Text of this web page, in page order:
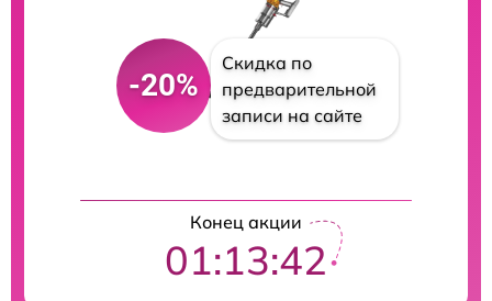
-20%
Скидка по
предварительной
записи на сайте
Конец акции
01:13:41